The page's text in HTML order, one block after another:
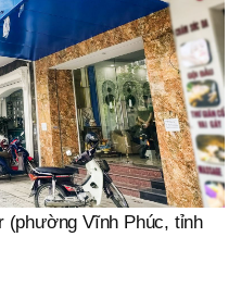
(phường Vĩnh Phúc, tỉnh